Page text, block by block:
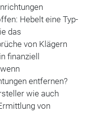
Hebelt eine Typ-
das
von Klägern
finanziell
entfernen?
wie auch
von